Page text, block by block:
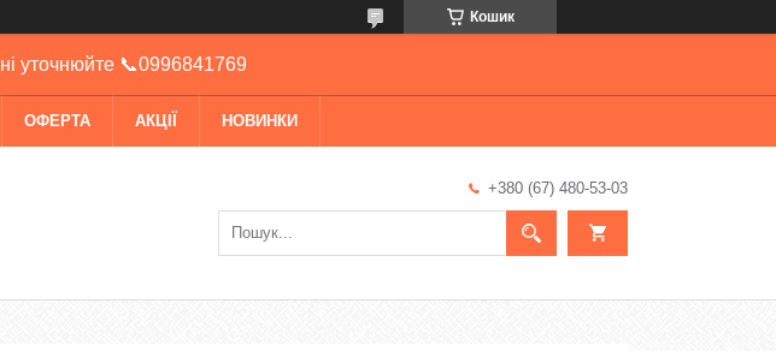
Кошик
уточнюйте 📞0996841769
ОФЕРТА АКЦІЇ НОВИНКИ
+380 (67) 480-53-03